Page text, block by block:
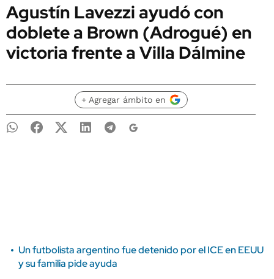
Agustín Lavezzi ayudó con
doblete a Brown (Adrogué) en
victoria frente a Villa Dálmine
+ Agregar ámbito en
Un futbolista argentino fue detenido por el ICE en EEUU
y su familia pide ayuda